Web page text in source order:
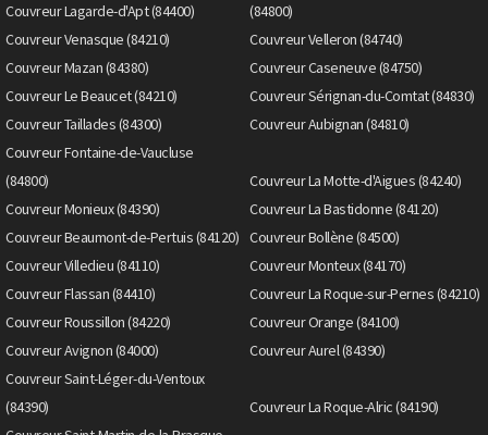
Couvreur Lagarde-d'Apt (84400)
(84800)
Couvreur Venasque (84210)
Couvreur Velleron (84740)
Couvreur Mazan (84380)
Couvreur Caseneuve (84750)
Couvreur Le Beaucet (84210)
Couvreur Sérignan-du-Comtat (84830)
Couvreur Taillades (84300)
Couvreur Aubignan (84810)
Couvreur Fontaine-de-Vaucluse
(84800)
Couvreur La Motte-d'Aigues (84240)
Couvreur Monieux (84390)
Couvreur La Bastidonne (84120)
Couvreur Beaumont-de-Pertuis (84120) Couvreur Bollène (84500)
Couvreur Villedieu (84110)
Couvreur Monteux (84170)
Couvreur Flassan (84410)
Couvreur La Roque-sur-Pernes (84210)
Couvreur Roussillon (84220)
Couvreur Orange (84100)
Couvreur Avignon (84000)
Couvreur Aurel (84390)
Couvreur Saint-Léger-du-Ventoux
(84390)
Couvreur La Roque-Alric (84190)